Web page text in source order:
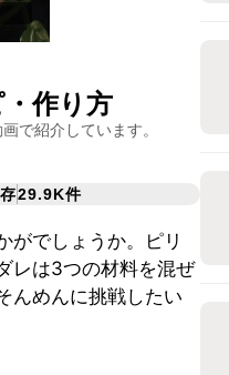
作り方
で紹介しています。
29.9K件
がでしょうか。ピリ
レは3つの材料を混ぜ
んめんに挑戦したい